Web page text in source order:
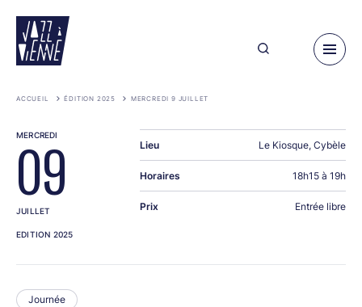
contenu
principal
ACCUEIL ÉDITION 2025 MERCREDI 9 JUILLET
Journée
MERCREDI
09
JUILLET
EDITION 2025
Lieu Le Kiosque, Cybèle
Horaires 18h15 à 19h
Prix Entrée libre